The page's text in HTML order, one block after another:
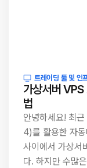
트레이딩 툴 및 인
가상서버
법
안녕하세요! 최
4)를 활용한 자
사이에서 가상서
다. 하지만 수많